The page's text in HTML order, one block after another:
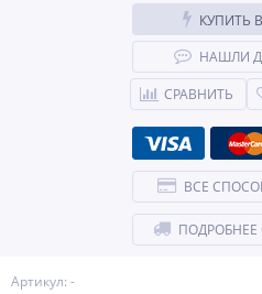
Артикул: -
КУПИТЬ
НАШЛИ
СРАВНИТЬ
ВСЕ
ПОДРОБНЕЕ